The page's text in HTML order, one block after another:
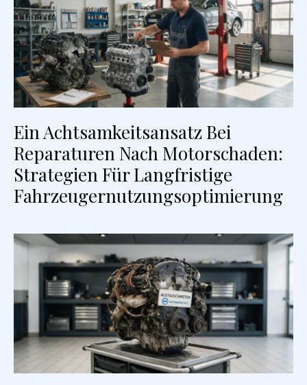
Ein Achtsamkeitsansatz Bei
Reparaturen Nach Motorschaden:
Strategien Für Langfristige
Fahrzeugernutzungsoptimierung